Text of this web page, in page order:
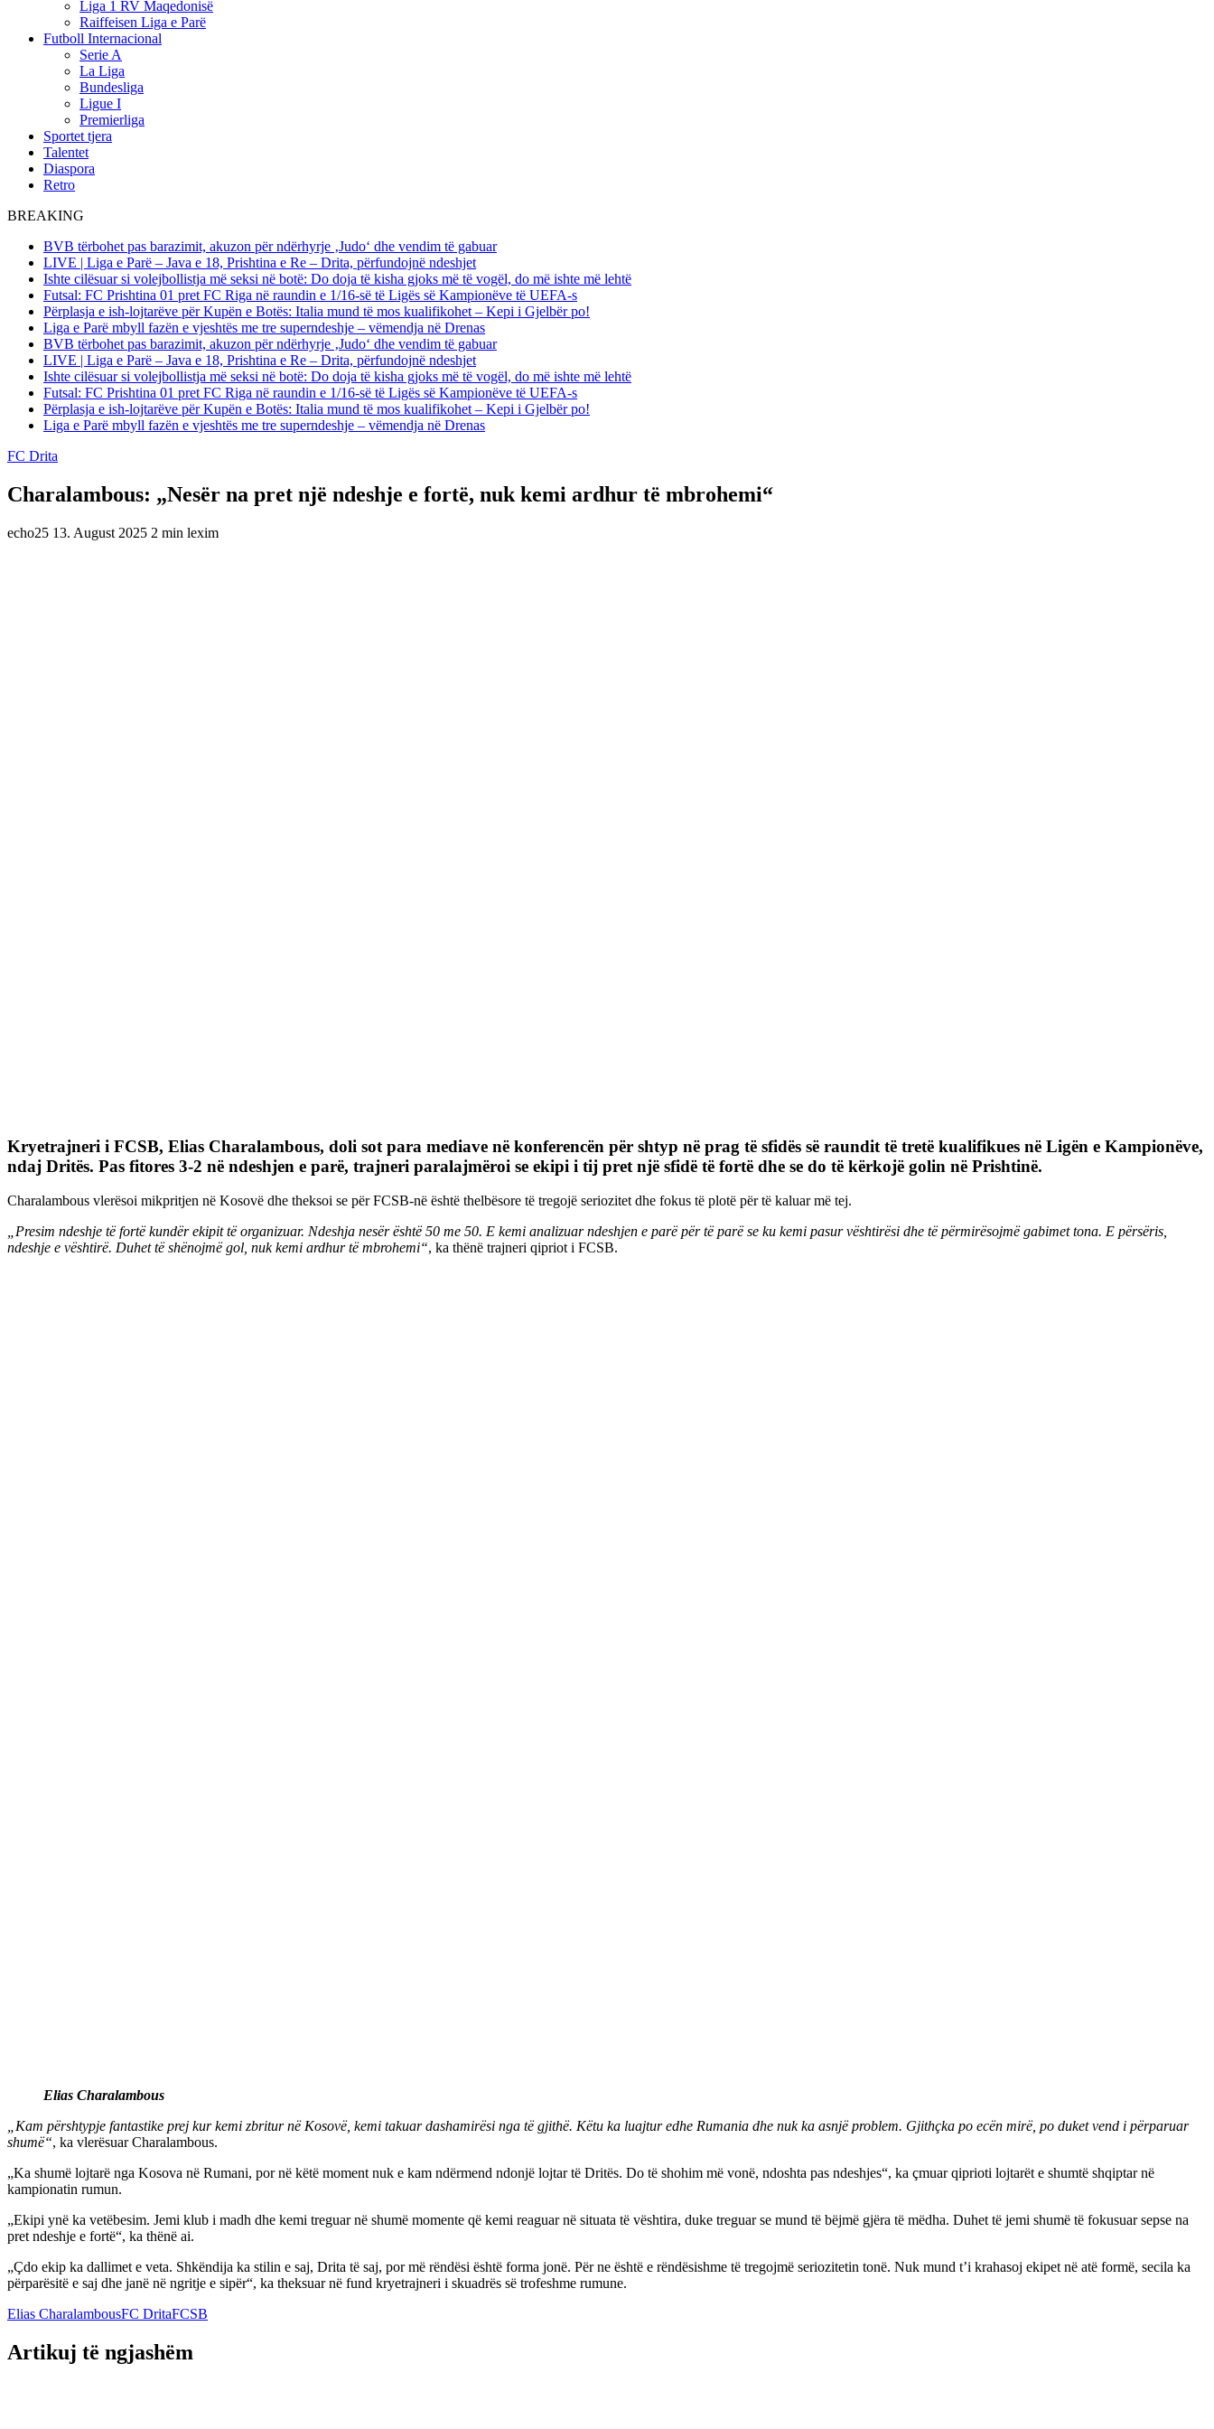
Liga 1 RV Maqedonisë
Raiffeisen Liga e Parë
Futboll Internacional
Serie A
La Liga
Bundesliga
Ligue I
Premierliga
Sportet tjera
Talentet
Diaspora
Retro
BREAKING
BVB tërbohet pas barazimit, akuzon për ndërhyrje ‚Judo‘ dhe vendim të gabuar
LIVE | Liga e Parë – Java e 18, Prishtina e Re – Drita, përfundojnë ndeshjet
Ishte cilësuar si volejbollistja më seksi në botë: Do doja të kisha gjoks më të vogël, do më ishte më lehtë
Futsal: FC Prishtina 01 pret FC Riga në raundin e 1/16-së të Ligës së Kampionëve të UEFA-s
Përplasja e ish-lojtarëve për Kupën e Botës: Italia mund të mos kualifikohet – Kepi i Gjelbër po!
Liga e Parë mbyll fazën e vjeshtës me tre superndeshje – vëmendja në Drenas
BVB tërbohet pas barazimit, akuzon për ndërhyrje ‚Judo‘ dhe vendim të gabuar
LIVE | Liga e Parë – Java e 18, Prishtina e Re – Drita, përfundojnë ndeshjet
Ishte cilësuar si volejbollistja më seksi në botë: Do doja të kisha gjoks më të vogël, do më ishte më lehtë
Futsal: FC Prishtina 01 pret FC Riga në raundin e 1/16-së të Ligës së Kampionëve të UEFA-s
Përplasja e ish-lojtarëve për Kupën e Botës: Italia mund të mos kualifikohet – Kepi i Gjelbër po!
Liga e Parë mbyll fazën e vjeshtës me tre superndeshje – vëmendja në Drenas
FC Drita
Charalambous: „Nesër na pret një ndeshje e fortë, nuk kemi ardhur të mbrohemi“
echo25 13. August 2025 2 min lexim
Kryetrajneri i FCSB, Elias Charalambous, doli sot para mediave në konferencën për shtyp në prag të sfidës së raundit të tretë kualifikues në Ligën e Kampionëve,
ndaj Dritës. Pas fitores 3-2 në ndeshjen e parë, trajneri paralajmëroi se ekipi i tij pret një sfidë të fortë dhe se do të kërkojë golin në Prishtinë.
Charalambous vlerësoi mikpritjen në Kosovë dhe theksoi se për FCSB-në është thelbësore të tregojë seriozitet dhe fokus të plotë për të kaluar më tej.
„Presim ndeshje të fortë kundër ekipit të organizuar. Ndeshja nesër është 50 me 50. E kemi analizuar ndeshjen e parë për të parë se ku kemi pasur vështirësi dhe të përmirësojmë gabimet tona. E përsëris,
ndeshje e vështirë. Duhet të shënojmë gol, nuk kemi ardhur të mbrohemi“, ka thënë trajneri qipriot i FCSB.
Elias Charalambous
„Kam përshtypje fantastike prej kur kemi zbritur në Kosovë, kemi takuar dashamirësi nga të gjithë. Këtu ka luajtur edhe Rumania dhe nuk ka asnjë problem. Gjithçka po ecën mirë, po duket vend i përparuar
shumë“, ka vlerësuar Charalambous.
„Ka shumë lojtarë nga Kosova në Rumani, por në këtë moment nuk e kam ndërmend ndonjë lojtar të Dritës. Do të shohim më vonë, ndoshta pas ndeshjes“, ka çmuar qiprioti lojtarët e shumtë shqiptar në
kampionatin rumun.
„Ekipi ynë ka vetëbesim. Jemi klub i madh dhe kemi treguar në shumë momente që kemi reaguar në situata të vështira, duke treguar se mund të bëjmë gjëra të mëdha. Duhet të jemi shumë të fokusuar sepse na
pret ndeshje e fortë“, ka thënë ai.
„Çdo ekip ka dallimet e veta. Shkëndija ka stilin e saj, Drita të saj, por më rëndësi është forma jonë. Për ne është e rëndësishme të tregojmë seriozitetin tonë. Nuk mund t’i krahasoj ekipet në atë formë, secila ka
përparësitë e saj dhe janë në ngritje e sipër“, ka theksuar në fund kryetrajneri i skuadrës së trofeshme rumune.
Elias CharalambousFC DritaFCSB
Artikuj të ngjashëm